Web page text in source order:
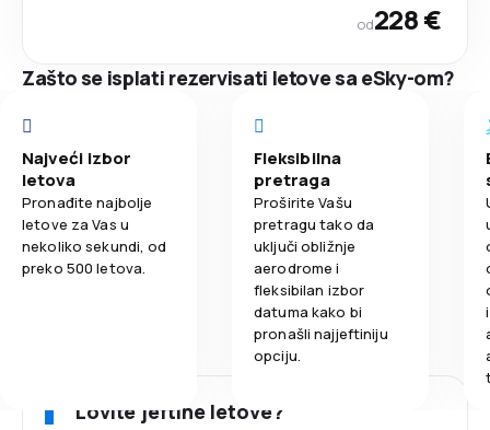
od228 €
Zašto se isplati rezervisati letove sa eSky-om?
Najveći izbor
letova
Pronađite najbolje
letove za Vas u
nekoliko sekundi, od
preko 500 letova.
Fleksibilna
pretraga
Proširite Vašu
pretragu tako da
uključi obližnje
aerodrome i
fleksibilan izbor
datuma kako bi
pronašli najjeftiniju
opciju.
Lovite jeftine letove?